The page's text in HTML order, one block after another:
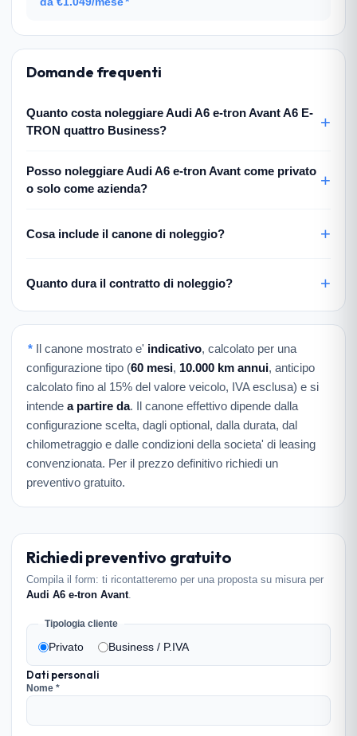
Domande frequenti
Quanto costa noleggiare Audi A6 e-tron Avant A6 E-
TRON quattro Business?
Posso noleggiare Audi A6 e-tron Avant come privato
o solo come azienda?
Cosa include il canone di noleggio?
Quanto dura il contratto di noleggio?
* Il canone mostrato e' indicativo, calcolato per una
configurazione tipo (60 mesi, 10.000 km annui, anticipo
calcolato fino al 15% del valore veicolo, IVA esclusa) e si
intende a partire da. Il canone effettivo dipende dalla
configurazione scelta, dagli optional, dalla durata, dal
chilometraggio e dalle condizioni della societa' di leasing
convenzionata. Per il prezzo definitivo richiedi un
preventivo gratuito.
Richiedi preventivo gratuito
Compila il form: ti ricontatteremo per una proposta su misura per
Audi A6 e-tron Avant.
Tipologia cliente
Privato Business / P.IVA
Dati personali
Nome *